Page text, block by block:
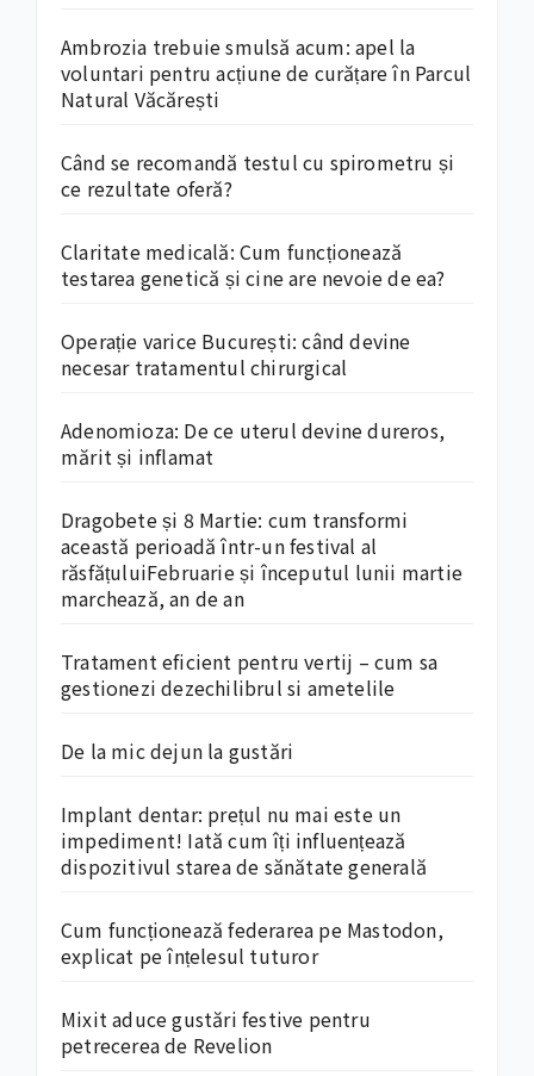
Ambrozia trebuie smulsă acum: apel la
voluntari pentru acțiune de curățare în Parcul
Natural Văcărești
Când se recomandă testul cu spirometru și
ce rezultate oferă?
Claritate medicală: Cum funcționează
testarea genetică și cine are nevoie de ea?
Operație varice București: când devine
necesar tratamentul chirurgical
Adenomioza: De ce uterul devine dureros,
mărit și inflamat
Dragobete și 8 Martie: cum transformi
această perioadă într-un festival al
răsfățuluiFebruarie și începutul lunii martie
marchează, an de an
Tratament eficient pentru vertij – cum sa
gestionezi dezechilibrul si ametelile
De la mic dejun la gustări
Implant dentar: prețul nu mai este un
impediment! Iată cum îți influențează
dispozitivul starea de sănătate generală
Cum funcționează federarea pe Mastodon,
explicat pe înțelesul tuturor
Mixit aduce gustări festive pentru
petrecerea de Revelion